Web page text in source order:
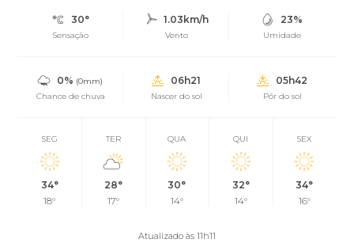
30°
Sensação
1.03km/h
Vento
23%
Umidade
0% (0mm)
Chance de chuva
06h21
Nascer do sol
05h42
Pôr do sol
SEG
34°
18°
TER
28°
17°
QUA
30°
14°
QUI
32°
14°
SEX
34°
16°
Atualizado às 11h11